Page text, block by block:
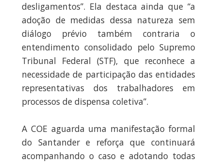
desligamentos”. Ela destaca ainda que “a
adoção de medidas dessa natureza sem
diálogo prévio também contraria o
entendimento consolidado pelo Supremo
Tribunal Federal (STF), que reconhece a
necessidade de participação das entidades
representativas dos trabalhadores em
processos de dispensa coletiva”.
A COE aguarda uma manifestação formal
do Santander e reforça que continuará
acompanhando o caso e adotando todas